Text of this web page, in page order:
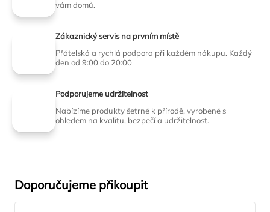
vám domů.
Zákaznický servis na prvním místě
Přátelská a rychlá podpora při každém nákupu. Každý
den od 9:00 do 20:00
Podporujeme udržitelnost
Nabízíme produkty šetrné k přírodě, vyrobené s
ohledem na kvalitu, bezpečí a udržitelnost.
Doporučujeme přikoupit